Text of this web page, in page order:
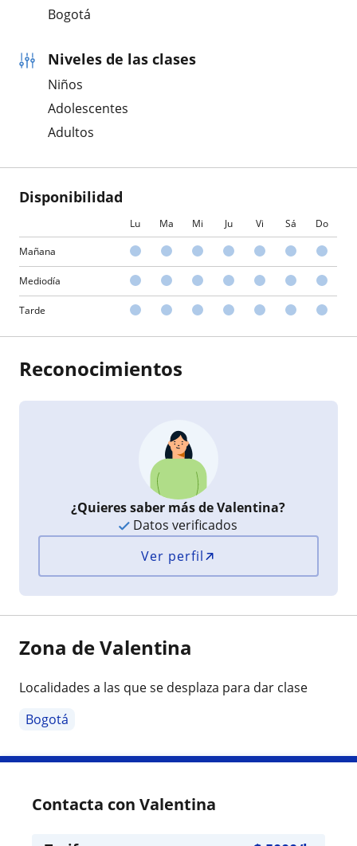
Bogotá
Niveles de las clases
Niños
Adolescentes
Adultos
Disponibilidad
Lu Ma Mi Ju Vi Sá Do
Mañana
Mediodía
Tarde
Reconocimientos
¿Quieres saber más de Valentina?
Datos verificados
Ver perfil
Zona de Valentina
Localidades a las que se desplaza para dar clase
Bogotá
Contacta con Valentina